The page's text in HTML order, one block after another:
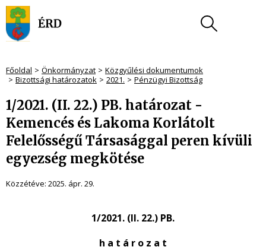
Főoldal Önkormányzat
Közgyűlési dokumentumok
Bizottsági határozatok
2021. Pénzügyi Bizottság
1/2021. (II. 22.) PB. határozat -
Kemencés és Lakoma Korlátolt
Felelősségű Társasággal peren kívüli
egyezség megkötése
Közzétéve: 2025. ápr. 29.
1/2021. (II. 22.) PB.
h a t á r o z a t